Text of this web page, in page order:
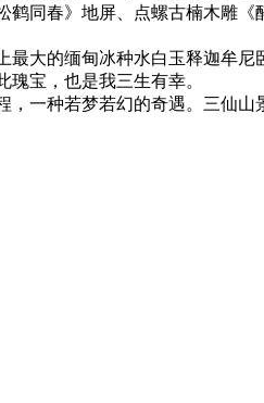
鹤同春》地屏、点螺古楠木雕
大的缅甸冰种水白玉释迦牟
宝，也是我三生有幸。
一种若梦若幻的奇遇。三仙